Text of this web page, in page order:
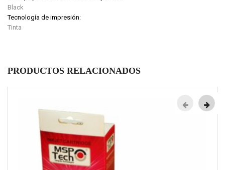
Black
Tecnología de impresión:
Tinta
PRODUCTOS RELACIONADOS